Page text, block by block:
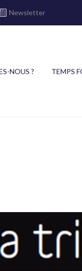
Newsletter
NOUS ? TEMPS